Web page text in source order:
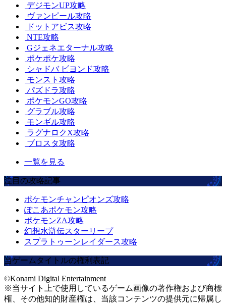
デジモンUP攻略
ヴァンピール攻略
ドットアビス攻略
NTE攻略
Gジェネエターナル攻略
ポケポケ攻略
シャドバ ビヨンド攻略
モンスト攻略
パズドラ攻略
ポケモンGO攻略
グラブル攻略
モンギル攻略
ラグナロクX攻略
ブロスタ攻略
一覧を見る
注目の攻略記事
ポケモンチャンピオンズ攻略
ぽこあポケモン攻略
ポケモンZA攻略
幻想水滸伝スターリープ
スプラトゥーンレイダース攻略
当ゲームタイトルの権利表記
©Konami Digital Entertainment
※当サイト上で使用しているゲーム画像の著作権および商標
権、その他知的財産権は、当該コンテンツの提供元に帰属し